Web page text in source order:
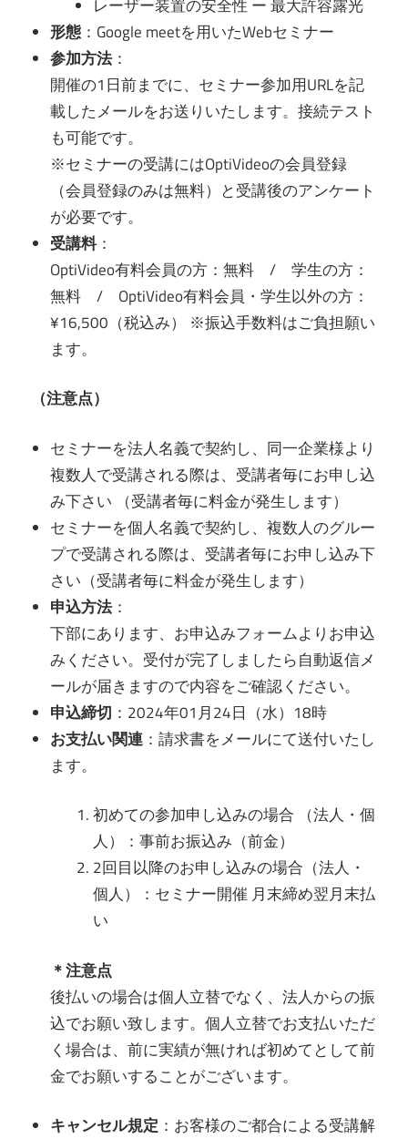
レーザー装置の安全性 ー 最大許容露光
形態：Google meetを用いたWebセミナー
参加方法 ：
開催の1日前までに、セミナー参加用URLを記
載したメールをお送りいたします。接続テスト
も可能です。
※セミナーの受講にはOptiVideoの会員登録
（会員登録のみは無料）と受講後のアンケート
が必要です。
受講料：
OptiVideo有料会員の方：無料 / 学生の方：
無料 / OptiVideo有料会員・学生以外の方：
¥16,500（税込み） ※振込手数料はご負担願い
ます。
（注意点）
セミナーを法人名義で契約し、同一企業様より
複数人で受講される際は、受講者毎にお申し込
み下さい （受講者毎に料金が発生します）
セミナーを個人名義で契約し、複数人のグルー
プで受講される際は、受講者毎にお申し込み下
さい（受講者毎に料金が発生します）
申込方法 ：
下部にあります、お申込みフォームよりお申込
みください。受付が完了しましたら自動返信メ
ールが届きますので内容をご確認ください。
申込締切 ：2024年01月24日（水）18時
お支払い関連 ：請求書をメールにて送付いたし
ます。
初めての参加申し込みの場合 （法人・個
人）：事前お振込み（前金）
2回目以降のお申し込みの場合（法人・
個人）：セミナー開催 月末締め翌月末払
い
＊注意点
後払いの場合は個人立替でなく、法人からの振
込でお願い致します。個人立替でお支払いただ
く場合は、前に実績が無ければ初めてとして前
金でお願いすることがございます。
キャンセル規定 ：お客様のご都合による受講解